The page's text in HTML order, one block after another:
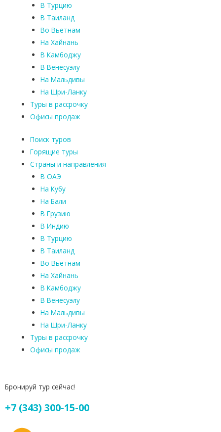
В Турцию
В Таиланд
Во Вьетнам
На Хайнань
В Камбоджу
В Венесуэлу
На Мальдивы
На Шри-Ланку
Туры в рассрочку
Офисы продаж
Поиск туров
Горящие туры
Страны и направления
В ОАЭ
На Кубу
На Бали
В Грузию
В Индию
В Турцию
В Таиланд
Во Вьетнам
На Хайнань
В Камбоджу
В Венесуэлу
На Мальдивы
На Шри-Ланку
Туры в рассрочку
Офисы продаж
Бронируй тур сейчас!
+7 (343) 300-15-00